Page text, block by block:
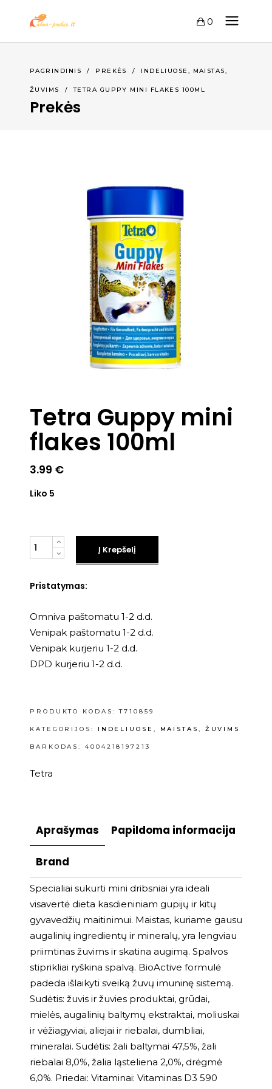
0
PAGRINDINIS / PREKĖS / INDELIUOSE , MAISTAS,
ŽUVIMS /TETRA GUPPY MINI FLAKES 100ML
Prekės
Tetra Guppy mini
flakes 100ml
3.99 €
Liko 5
Kiekis
Į Krepšelį
Pristatymas:
Omniva paštomatu 1-2 d.d.
Venipak paštomatu 1-2 d.d.
Venipak kurjeriu 1-2 d.d.
DPD kurjeriu 1-2 d.d.
PRODUKTO KODAS:T710859
KATEGORIJOS: INDELIUOSE , MAISTAS , ŽUVIMS
BARKODAS: 4004218197213
Tetra
Aprašymas Papildoma informacija
Brand
Specialiai sukurti mini dribsniai yra ideali
visavertė dieta kasdieniniam gupijų ir kitų
gyvavedžių maitinimui. Maistas, kuriame gausu
augalinių ingredientų ir mineralų, yra lengviau
priimtinas žuvims ir skatina augimą. Spalvos
stiprikliai ryškina spalvą. BioActive formulė
padeda išlaikyti sveiką žuvų imuninę sistemą.
Sudėtis: žuvis ir žuvies produktai, grūdai,
mielės, augalinių baltymų ekstraktai, moliuskai
ir vėžiagyviai, aliejai ir riebalai, dumbliai,
mineralai. Sudėtis: žali baltymai 47,5%, žali
riebalai 8,0%, žalia ląsteliena 2,0%, drėgmė
6,0%. Priedai: Vitaminai: Vitaminas D3 590